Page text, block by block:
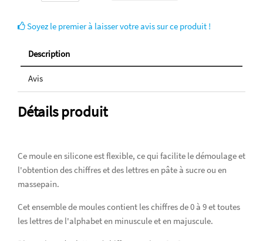
Soyez le premier à laisser votre avis sur ce produit !
Description
Avis
Détails produit
Ce moule en silicone est flexible, ce qui facilite le démoulage et
l'obtention des chiffres et des lettres en pâte à sucre ou en
massepain.
Cet ensemble de moules contient les chiffres de 0 à 9 et toutes
les lettres de l'alphabet en minuscule et en majuscule.